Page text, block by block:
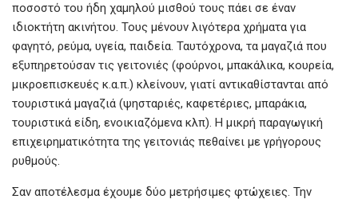
ποσοστό του ήδη χαμηλού μισθού τους πάει σε έναν
ιδιοκτήτη ακινήτου. Τους μένουν λιγότερα χρήματα για
φαγητό, ρεύμα, υγεία, παιδεία. Ταυτόχρονα, τα μαγαζιά που
εξυπηρετούσαν τις γειτονιές (φούρνοι, μπακάλικα, κουρεία,
μικροεπισκευές κ.α.π.) κλείνουν, γιατί αντικαθίστανται από
τουριστικά μαγαζιά (ψησταριές, καφετέριες, μπαράκια,
τουριστικά είδη, ενοικιαζόμενα κλπ). Η μικρή παραγωγική
επιχειρηματικότητα της γειτονιάς πεθαίνει με γρήγορους
ρυθμούς.
Σαν αποτέλεσμα έχουμε δύο μετρήσιμες φτώχειες. Την